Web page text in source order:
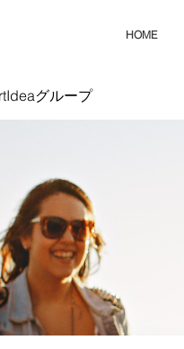
HOME
グループ